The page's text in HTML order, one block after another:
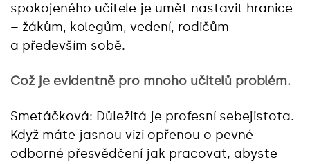
spokojeného učitele je umět nastavit hranice
– žákům, kolegům, vedení, rodičům
a především sobě.
Což je evidentně pro mnoho učitelů problém.
Smetáčková: Důležitá je profesní sebejistota.
Když máte jasnou vizi opřenou o pevné
odborné přesvědčení jak pracovat, abyste